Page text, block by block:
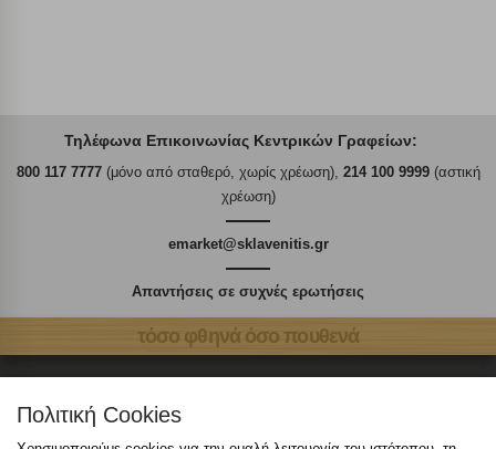
Τηλέφωνα Επικοινωνίας Κεντρικών Γραφείων:
800 117 7777(μόνο από σταθερό, χωρίς χρέωση), 214 100 9999(αστική
χρέωση)
emarket@sklavenitis.gr
Απαντήσεις σε συχνές ερωτήσεις
τόσο φθηνά όσο πουθενά
Πολιτική Cookies